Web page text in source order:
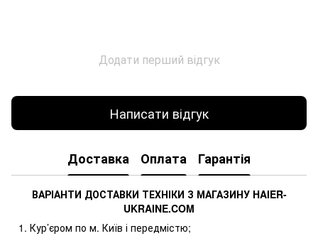
Додати перший відгук
Написати відгук
Доставка Оплата Гарантія
ВАРІАНТИ ДОСТАВКИ ТЕХНІКИ З МАГАЗИНУ HAIER-
UKRAINE.COM
Кур’єром по м. Київ і передмістю;